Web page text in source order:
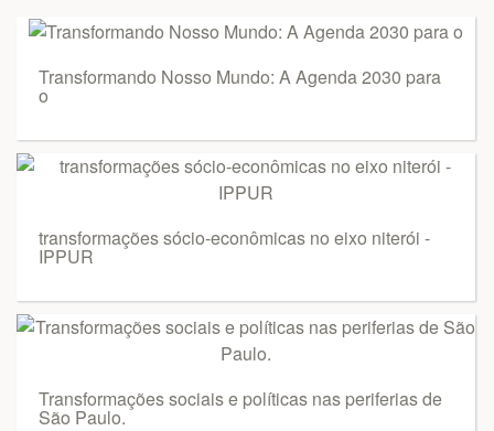
Transformando Nosso Mundo: A Agenda 2030 para
o
transformações sócio-econômicas no eixo niterói -
IPPUR
Transformações sociais e políticas nas periferias de
São Paulo.